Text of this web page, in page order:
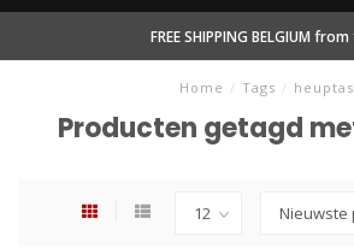
FREE SHIPPING BELGIUM
Home / Tags / heuptas
Producten getagd